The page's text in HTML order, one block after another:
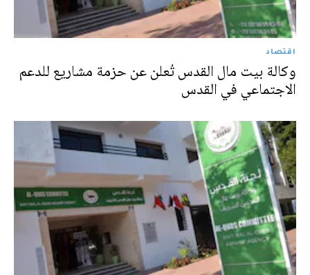
اقتصاد
وكالة بيت مال القدس تُعلن عن حزمة مشاريع للدعم
الاجتماعي في القدس